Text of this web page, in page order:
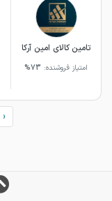
تامین کالای امین آرکا
امتیاز فروشنده: 73%
‹